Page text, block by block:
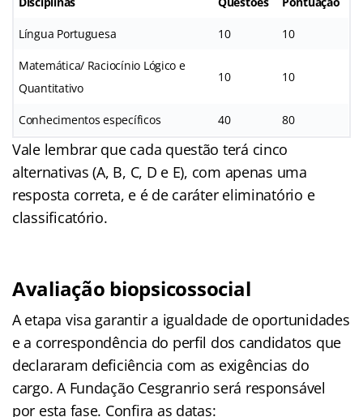
Língua Portuguesa 10 10
Matemática/ Raciocínio Lógico e
Quantitativo
10 10
Conhecimentos específicos 40 80
Vale lembrar que cada questão terá cinco
alternativas (A, B, C, D e E), com apenas uma
resposta correta, e é de caráter eliminatório e
classificatório.
Avaliação biopsicossocial
A etapa visa garantir a igualdade de oportunidades
e a correspondência do perfil dos candidatos que
declararam deficiência com as exigências do
cargo. A Fundação Cesgranrio será responsável
por esta fase. Confira as datas: